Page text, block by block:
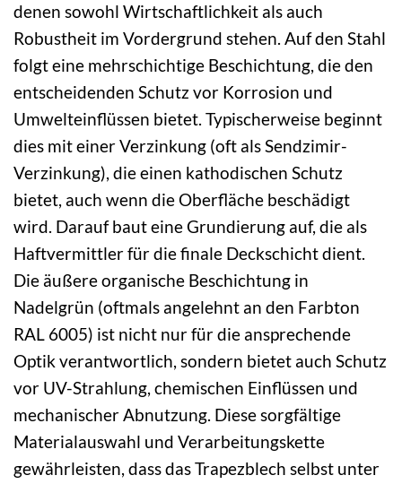
denen sowohl Wirtschaftlichkeit als auch
Robustheit im Vordergrund stehen. Auf den Stahl
folgt eine mehrschichtige Beschichtung, die den
entscheidenden Schutz vor Korrosion und
Umwelteinflüssen bietet. Typischerweise beginnt
dies mit einer Verzinkung (oft als Sendzimir-
Verzinkung), die einen kathodischen Schutz
bietet, auch wenn die Oberfläche beschädigt
wird. Darauf baut eine Grundierung auf, die als
Haftvermittler für die finale Deckschicht dient.
Die äußere organische Beschichtung in
Nadelgrün (oftmals angelehnt an den Farbton
RAL 6005) ist nicht nur für die ansprechende
Optik verantwortlich, sondern bietet auch Schutz
vor UV-Strahlung, chemischen Einflüssen und
mechanischer Abnutzung. Diese sorgfältige
Materialauswahl und Verarbeitungskette
gewährleisten, dass das Trapezblech selbst unter